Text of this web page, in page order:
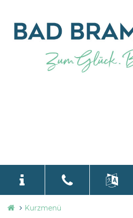
Stadtverwaltung
language
Kurzmenü